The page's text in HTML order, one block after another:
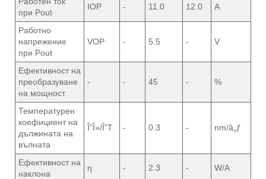
при Pout
IOP - 11.0 12.0 A
Работно
напрежение
при Pout
VOP - 5.5 - V
Ефективност на
преобразуване
на мощност
- - 45 - %
Температурен
коефициент на
дължината на
вълната
Î”Î»/Î”T - 0.3 - nm/â„ƒ
Ефективност на
наклона
η - 2.3 - W/A